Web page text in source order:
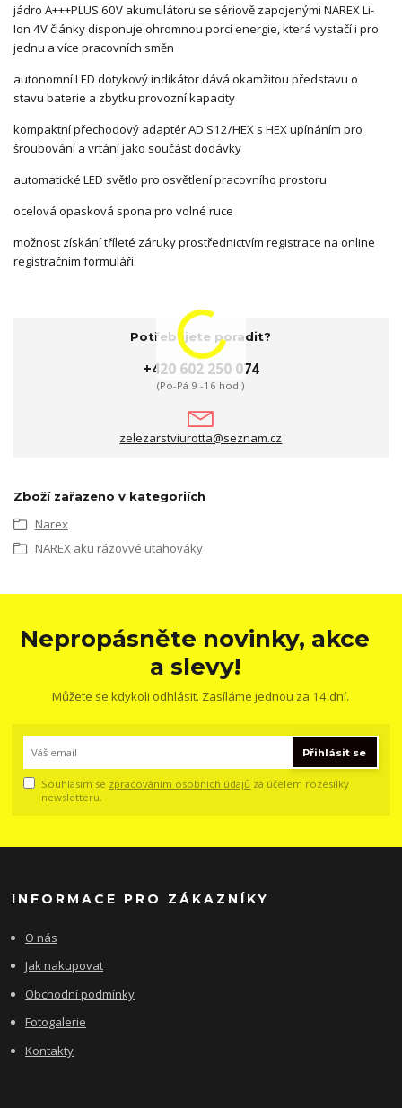
jádro A+++PLUS 60V akumulátoru se sériově zapojenými NAREX Li-
Ion 4V články disponuje ohromnou porcí energie, která vystačí i pro
jednu a více pracovních směn
autonomní LED dotykový indikátor dává okamžitou představu o
stavu baterie a zbytku provozní kapacity
kompaktní přechodový adaptér AD S12/HEX s HEX upínáním pro
šroubování a vrtání jako součást dodávky
automatické LED světlo pro osvětlení pracovního prostoru
ocelová opasková spona pro volné ruce
možnost získání tříleté záruky prostřednictvím registrace na online
registračním formuláři
Potřebujete poradit?
+420 602 250 074
(Po-Pá 9 -16 hod.)
zelezarstviurotta@seznam.cz
Zboží zařazeno v kategoriích
Narex
NAREX aku rázovvé utahováky
Nepropásněte novinky, akce
a slevy!
Můžete se kdykoli odhlásit. Zasíláme jednou za 14 dní.
Přihlásit se
Souhlasím se zpracováním osobních údajů za účelem rozesílky
newsletteru.
INFORMACE PRO ZÁKAZNÍKY
O nás
Jak nakupovat
Obchodní podmínky
Fotogalerie
Kontakty